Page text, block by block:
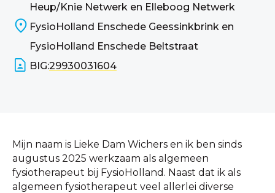
Heup/Knie Netwerk en Elleboog Netwerk
FysioHolland Enschede Geessinkbrink en
FysioHolland Enschede Beltstraat
BIG:29930031604
Mijn naam is Lieke Dam Wichers en ik ben sinds
augustus 2025 werkzaam als algemeen
fysiotherapeut bij FysioHolland. Naast dat ik als
algemeen fysiotherapeut veel allerlei diverse